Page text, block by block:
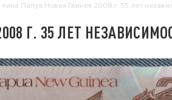
кина Папуа Новая Гвинея 2008 г. 35 лет
Г. 35 ЛЕТ